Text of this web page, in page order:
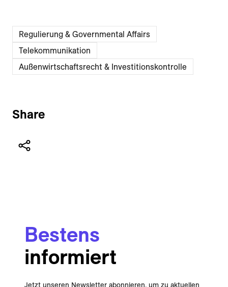
Regulierung & Governmental Affairs
Telekommunikation
Außenwirtschaftsrecht & Investitionskontrolle
Share
Bestens
informiert
Jetzt unseren Newsletter abonnieren, um zu aktuellen